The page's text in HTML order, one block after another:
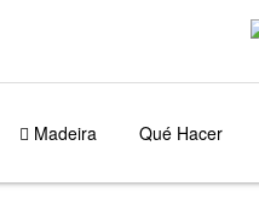
Madeira Qué Hacer